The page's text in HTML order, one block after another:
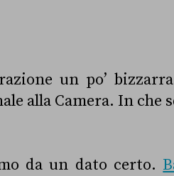
un po’
alla Camera. In che
da un dato certo.